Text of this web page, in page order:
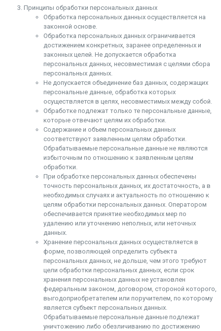
Принципы обработки персональных данных
Обработка персональных данных осуществляется на
законной основе.
Обработка персональных данных ограничивается
достижением конкретных, заранее определенных и
законных целей. Не допускается обработка
персональных данных, несовместимая с целями сбора
персональных данных.
Не допускается объединение баз данных, содержащих
персональные данные, обработка которых
осуществляется в целях, несовместимых между собой.
Обработке подлежат только те персональные данные,
которые отвечают целям их обработки.
Содержание и объем персональных данных
соответствуют заявленным целям обработки.
Обрабатываемые персональные данные не являются
избыточным по отношению к заявленным целям
обработки.
При обработке персональных данных обеспечены
точность персональных данных, их достаточность, а в
необходимых случаях и актуальность по отношению к
целям обработки персональных данных. Оператором
обеспечивается принятие необходимых мер по
удалению или уточнению неполных, или неточных
данных.
Хранение персональных данных осуществляется в
форме, позволяющей определить субъекта
персональных данных, не дольше, чем этого требуют
цели обработки персональных данных, если срок
хранения персональных данных не установлен
федеральным законом, договором, стороной которого,
выгодоприобретателем или поручителем, по которому
является субъект персональных данных.
Обрабатываемые персональные данные подлежат
уничтожению либо обезличиванию по достижению